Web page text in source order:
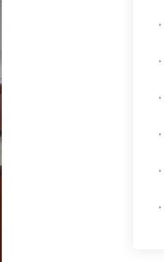
·
·
·
·
·
·